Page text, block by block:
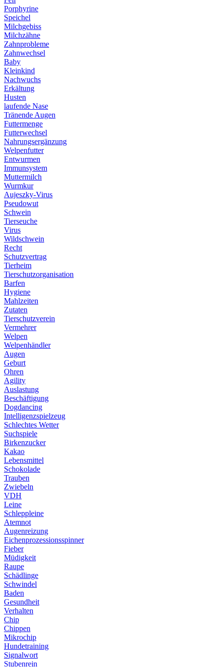
Porphyrine
Speichel
Milchgebiss
Milchzähne
Zahnprobleme
Zahnwechsel
Baby
Kleinkind
Nachwuchs
Erkältung
Husten
laufende Nase
Tränende Augen
Futtermenge
Futterwechsel
Nahrungsergänzung
Welpenfutter
Entwurmen
Immunsystem
Muttermilch
Wurmkur
Aujeszky-Virus
Pseudowut
Schwein
Tierseuche
Virus
Wildschwein
Recht
Schutzvertrag
Tierheim
Tierschutzorganisation
Barfen
Hygiene
Mahlzeiten
Zutaten
Tierschutzverein
Vermehrer
Welpen
Welpenhändler
Augen
Geburt
Ohren
Agility
Auslastung
Beschäftigung
Dogdancing
Intelligenzspielzeug
Schlechtes Wetter
Suchspiele
Birkenzucker
Kakao
Lebensmittel
Schokolade
Trauben
Zwiebeln
VDH
Leine
Schleppleine
Atemnot
Augenreizung
Eichenprozessionsspinner
Fieber
Müdigkeit
Raupe
Schädlinge
Schwindel
Baden
Gesundheit
Verhalten
Chip
Chippen
Mikrochip
Hundetraining
Signalwort
Stubenrein